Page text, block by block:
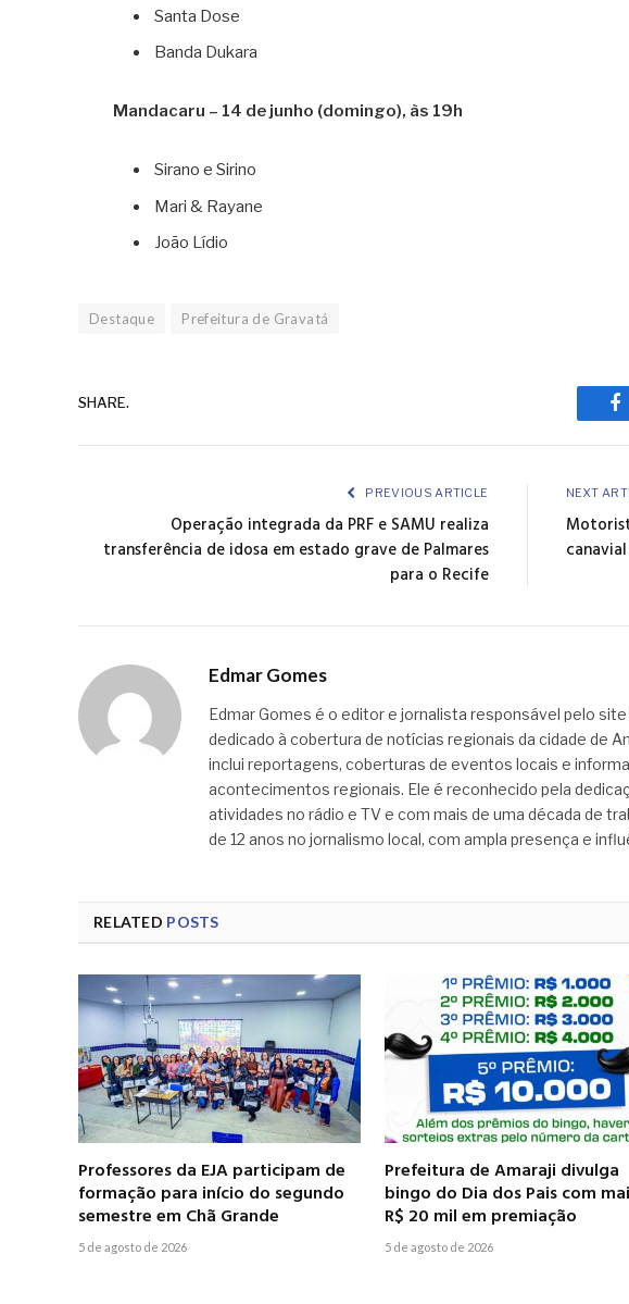
Santa Dose
Banda Dukara
Mandacaru – 14 de junho (domingo), às 19h
Sirano e Sirino
Mari & Rayane
João Lídio
Destaque Prefeitura de Gravatá
SHARE.
PREVIOUS ARTICLE
Operação integrada da PRF e SAMU realiza
transferência de idosa em estado grave de Palmares
para o Recife
NEXT
Edmar Gomes
Edmar Gomes é o editor e jornalista responsável pelo
dedicado à cobertura de notícias regionais da cidade de
inclui reportagens, coberturas de eventos locais e
acontecimentos regionais. Ele é reconhecido pela
atividades no rádio e TV e com mais de uma década de
de 12 anos no jornalismo local, com ampla presença e
RELATED POSTS
Professores da EJA participam de
formação para início do segundo
semestre em Chã Grande
5 de agosto de 2026
Prefeitura de Amaraji divulga
bingo do Dia dos Pais com
R$ 20 mil em premiação
5 de agosto de 2026